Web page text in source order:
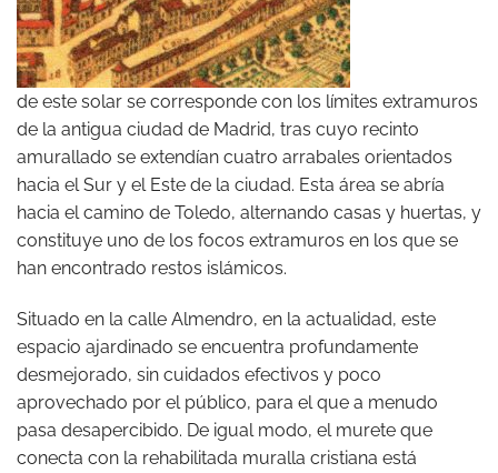
de este solar se corresponde con los límites extramuros
de la antigua ciudad de Madrid, tras cuyo recinto
amurallado se extendían cuatro arrabales orientados
hacia el Sur y el Este de la ciudad. Esta área se abría
hacia el camino de Toledo, alternando casas y huertas, y
constituye uno de los focos extramuros en los que se
han encontrado restos islámicos.
Situado en la calle Almendro, en la actualidad, este
espacio ajardinado se encuentra profundamente
desmejorado, sin cuidados efectivos y poco
aprovechado por el público, para el que a menudo
pasa desapercibido. De igual modo, el murete que
conecta con la rehabilitada muralla cristiana está